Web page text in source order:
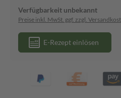
Verfügbarkeit unbekannt
Preise inkl. MwSt. ggf. zzgl.
E-Rezept einlösen